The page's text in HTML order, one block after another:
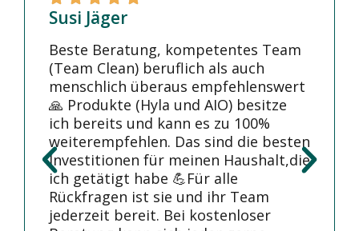
Susi Jäger
Beste Beratung, kompetentes Team
(Team Clean) beruflich als auch
menschlich überaus empfehlenswert
🙏 Produkte (Hyla und AIO) besitze
ich bereits und kann es zu 100%
weiterempfehlen. Das sind die besten
Investitionen für meinen Haushalt,die
ich getätigt habe 💪Für alle
Rückfragen ist sie und ihr Team
jederzeit bereit. Bei kostenloser